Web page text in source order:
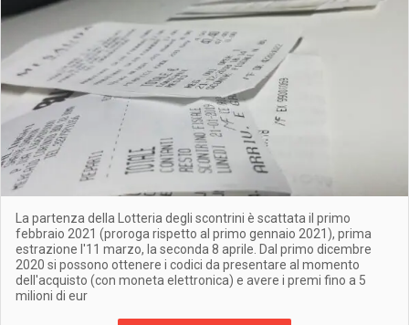
La partenza della Lotteria degli scontrini è scattata il primo
febbraio 2021 (proroga rispetto al primo gennaio 2021), prima
estrazione l'11 marzo, la seconda 8 aprile. Dal primo dicembre
2020 si possono ottenere i codici da presentare al momento
dell'acquisto (con moneta elettronica) e avere i premi fino a 5
milioni di eur